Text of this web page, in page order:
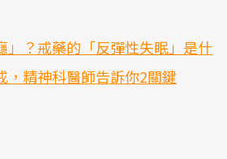
」？戒藥的「反彈性失眠」是什
，精神科醫師告訴你2關鍵